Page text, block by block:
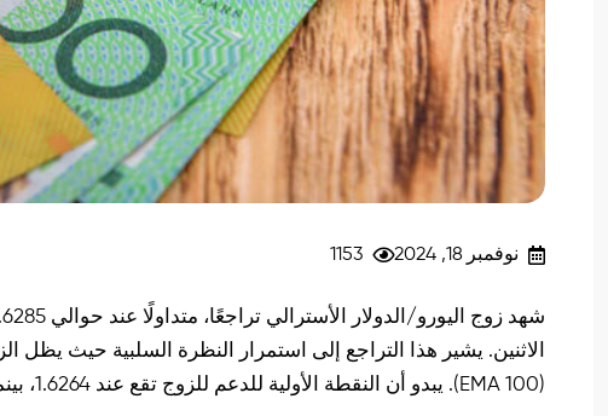
نوفمبر 18, 2024 1153
الاثنين. يشير هذا التراجع إلى استمرار النظرة السلبية حيث
(EMA 100). يبدو أن النقطة الأولية للدعم للزوج تقع عند 1.6264، بينما يقع مستوى المقاومة الأول عند 1.6317.